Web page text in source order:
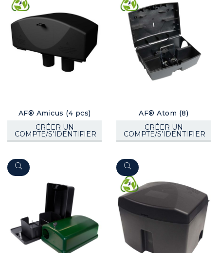
AF® Amicus (4 pcs)
CRÉER UN
COMPTE/S’IDENTIFIER
AF® Atom (8)
CRÉER UN
COMPTE/S’IDENTIFIER